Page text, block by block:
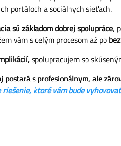
portáloch a sociálnych sieťach.
sú základom dobrej spolupráce,
vám s celým procesom až po
spolupracujem so
postará s profesionálnym, ale
ktoré vám bude